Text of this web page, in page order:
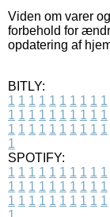
Viden om varer
forbehold for
opdatering af
BITLY:
1 1 1 1 1 1 1 1 1 1
1 1 1 1 1 1 1 1 1 1
1 1 1 1 1 1 1 1 1 1
1
SPOTIFY:
1 1 1 1 1 1 1 1 1 1
1 1 1 1 1 1 1 1 1 1
1 1 1 1 1 1 1 1 1 1